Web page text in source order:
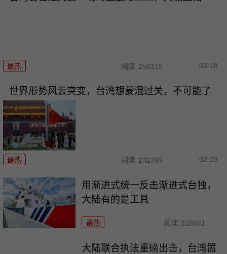
最热 阅读 256319 03-18
世界形势风云突变，台湾想蒙混过关，不可能了
最热 阅读 231399 02-29
用渐进式统一反击渐进式台独，
大陆有的是工具
最热 阅读 218661
大陆联合执法重磅出击，台湾嚣